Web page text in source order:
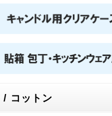
/ コットン